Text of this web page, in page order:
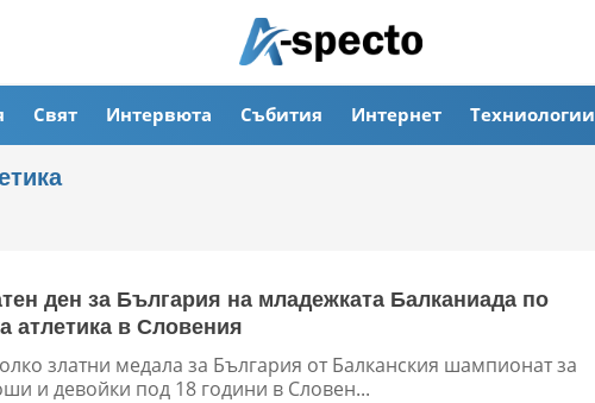
Свят Интервюта Събития Интернет Техниологии
ден за България на младежката Балканиада по
атлетика в Словения
златни медала за България от Балканския шампионат за
и девойки под 18 години в Словен...